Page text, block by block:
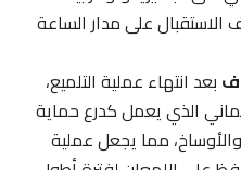
على مدار الساعة
انتهاء عملية التلميع،
الذي يعمل كدرع حماية
مما يجعل عملية